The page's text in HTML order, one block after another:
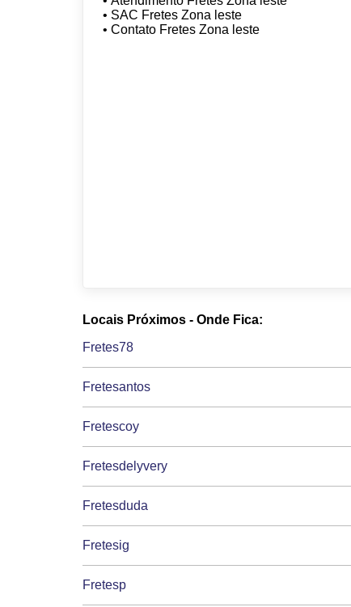
• SAC Fretes Zona leste
• Contato Fretes Zona leste
Locais Próximos - Onde Fica:
Fretes78
Fretesantos
Fretescoy
Fretesdelyvery
Fretesduda
Fretesig
Fretesp